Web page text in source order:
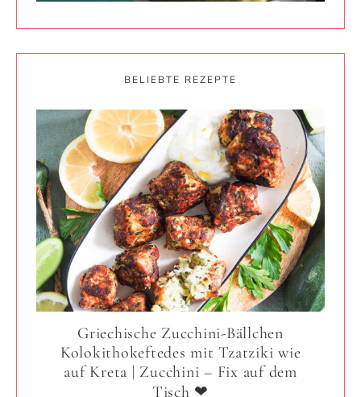
BELIEBTE REZEPTE
Griechische Zucchini-Bällchen
Kolokithokeftedes mit Tzatziki wie
auf Kreta | Zucchini – Fix auf dem
Tisch ❤